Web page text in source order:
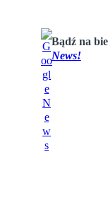
Bądź na
News!